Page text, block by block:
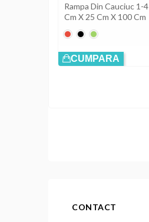
Rampa Din Cauciuc 1-4
Cm X 25 Cm X 100 Cm
RoșuNegruVerde
CUMPARA
CONTACT